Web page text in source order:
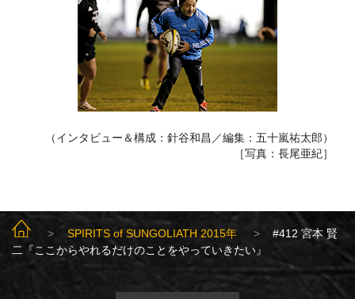
SUNGOLIATH TOP
SPIRITS of SUNGOLIATH 2015年
#412 宮本 賢
二『ここからやれるだけのことをやっていきたい』
（インタビュー＆構成：針谷和昌／編集：五十嵐祐太郎）
［写真：長尾亜紀］